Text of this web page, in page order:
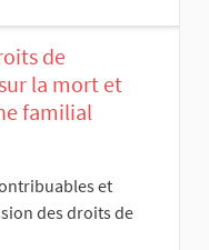
de
la mort et
familial
et
des droits de